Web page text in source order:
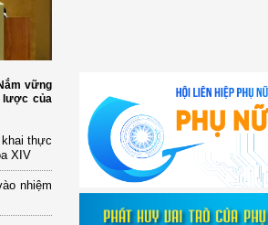
vững
lược của
thực
XIV
nhiệm